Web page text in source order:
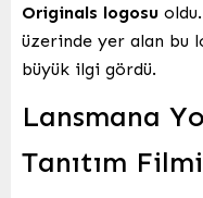
Originals logosu
üzerinde yer alan bu
büyük ilgi gördü.
Lansmana
Tanıtım Filmi